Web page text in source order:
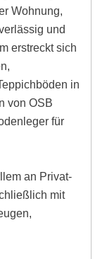
Wohnung,
und
erstreckt sich
in
von OSB
für
an Privat-
mit